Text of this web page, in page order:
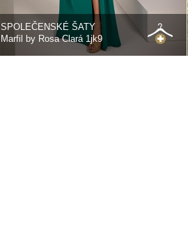
SPOLEČENSKÉ ŠATY
Marfil by Rosa Clará 1jk9